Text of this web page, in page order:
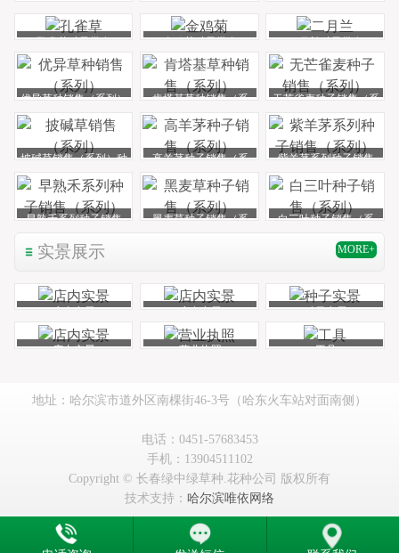
孔雀草种子批发 金鸡菊种子批发 二月兰种子批发
优异草种销售（系列）
肯塔基草种销售（系
无芒雀麦种子销售（系
披碱草销售（系列）种
高羊茅种子销售（系
紫羊茅系列种子销售
早熟禾系列种子销售
黑麦草种子销售（系
白三叶种子销售（系
实景展示 MORE+
店内实景 店内实景 种子实景
店内实景 营业执照 工具
地址：哈尔滨市道外区南棵街46-3号（哈东火车站对面南侧）
电话：0451-57683453
手机：13904511102
Copyright © 长春绿中绿草种.花种公司 版权所有
技术支持： 哈尔滨唯依网络